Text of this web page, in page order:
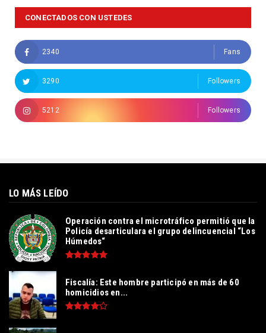
CONECTADOS CON USTEDES
2340 Fans
3290 Followers
5212 Followers
LO MÁS LEÍDO
Operación contra el microtráfico permitió que la
Policía desarticulara el grupo delincuencial “Los
Húmedos“
Fiscalía: Este hombre participó en más de 60
homicidios en...